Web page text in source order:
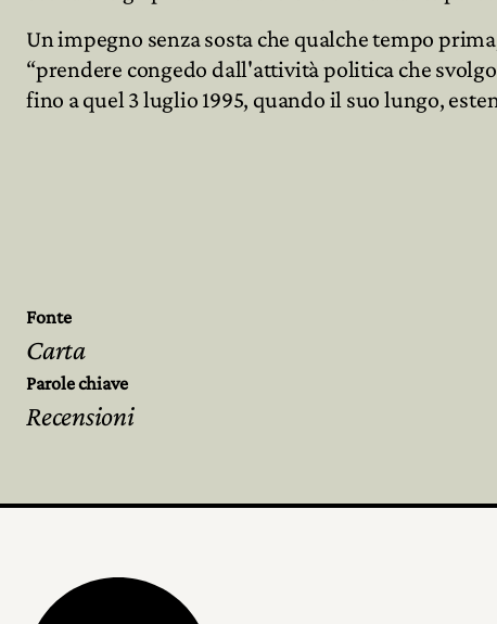
Un impegno senza sosta che qualche tempo
“prendere congedo dall'attività politica che
fino a quel 3 luglio 1995, quando il suo lungo,
Fonte
Carta
Parole chiave
Recensioni